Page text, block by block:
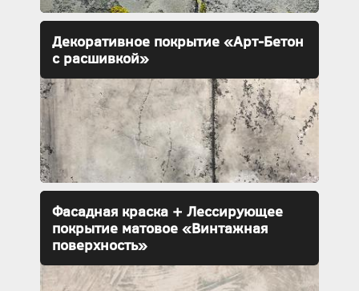
Декоративное покрытие «Арт-Бетон
с расшивкой»
Фасадная краска + Лессирующее
покрытие матовое «Винтажная
поверхность»